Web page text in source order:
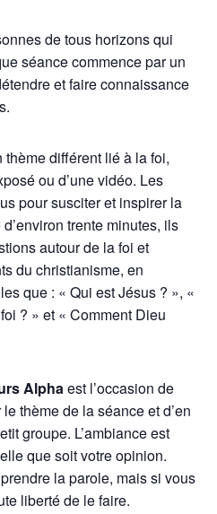
de tous horizons qui
séance commence par un
et faire connaissance
différent lié à la foi,
ou d’une vidéo. Les
pour susciter et inspirer la
trente minutes, ils
autour de la foi et
du christianisme, en
que : « Qui est Jésus ? », «
? » et « Comment Dieu
Alphaest l’occasion de
thème de la séance et d’en
groupe. L’ambiance est
que soit votre opinion.
la parole, mais si vous
liberté de le faire.